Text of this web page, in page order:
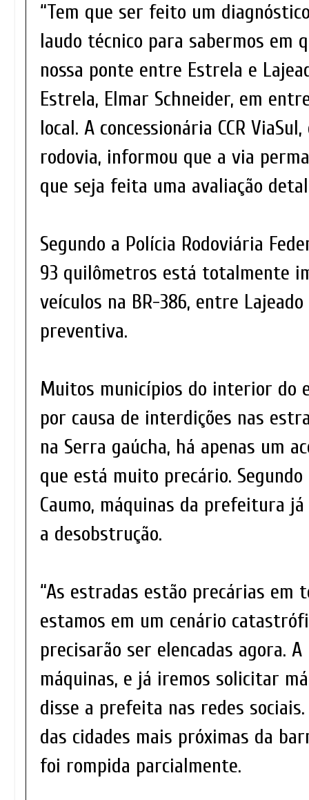
“Tem que ser feito um
laudo técnico para sabermos em
nossa ponte entre Estrela e
Estrela, Elmar Schneider, em
local. A concessionária CCR
rodovia, informou que a via
que seja feita uma avaliação
Segundo a Polícia Rodoviária
93 quilômetros está totalmente
veículos na BR-386, entre
preventiva.
Muitos municípios do interior do
por causa de interdições nas
na Serra gaúcha, há apenas um
que está muito precário.
Caumo, máquinas da prefeitura
a desobstrução.
“As estradas estão precárias em
estamos em um cenário
precisarão ser elencadas agora.
máquinas, e já iremos solicitar
disse a prefeita nas redes
das cidades mais próximas da
foi rompida parcialmente.